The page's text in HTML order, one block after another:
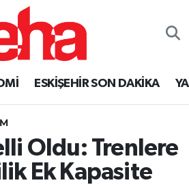
ESKİŞEHİR SON DAKİKA
Oldu: Trenlere
Ek Kapasite